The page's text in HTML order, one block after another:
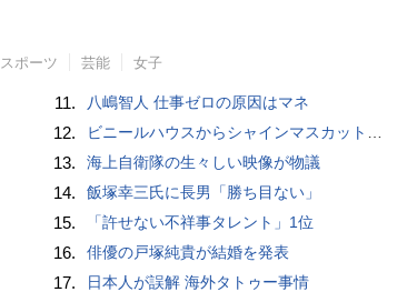
スポーツ 芸能 女子
11. 八嶋智人 仕事ゼロの原因はマネ
12. ビニールハウスからシャインマスカット約200房を盗んだ疑い ネットで販売か 無職の男（42）逮捕 岡山県警
13. 海上自衛隊の生々しい映像が物議
14. 飯塚幸三氏に長男「勝ち目ない」
15. 「許せない不祥事タレント」1位
16. 俳優の戸塚純貴が結婚を発表
17. 日本人が誤解 海外タトゥー事情